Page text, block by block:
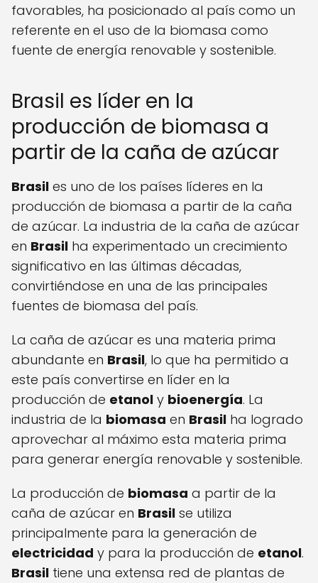
favorables, ha posicionado al país como un
referente en el uso de la biomasa como
fuente de energía renovable y sostenible.
Brasil es líder en la
producción de biomasa a
partir de la caña de azúcar
Brasil es uno de los países líderes en la
producción de biomasa a partir de la caña
de azúcar. La industria de la caña de azúcar
en Brasil ha experimentado un crecimiento
significativo en las últimas décadas,
convirtiéndose en una de las principales
fuentes de biomasa del país.
La caña de azúcar es una materia prima
abundante en Brasil, lo que ha permitido a
este país convertirse en líder en la
producción de etanol y bioenergía. La
industria de la biomasa en Brasil ha logrado
aprovechar al máximo esta materia prima
para generar energía renovable y sostenible.
La producción de biomasa a partir de la
caña de azúcar en Brasil se utiliza
principalmente para la generación de
electricidad y para la producción de etanol.
Brasil tiene una extensa red de plantas de